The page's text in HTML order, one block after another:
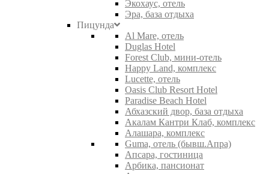
Экохаус, отель
Эра, база отдыха
Пицунда
Al Mare, отель
Duglas Hotel
Forest Club, мини-отель
Happy Land, комплекс
Lucette, отель
Oasis Club Resort Hotel
Paradise Beach Hotel
Абхазский двор, база отдыха
Акалам Кантри Клаб, комплекс
Алашара, комплекс
Guma, отель (бывш.Апра)
Апсара, гостиница
Арбика, пансионат